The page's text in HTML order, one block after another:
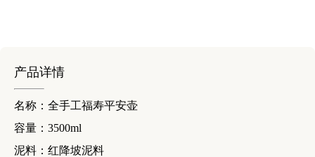
产品详情
名称：全手工福寿平安壶
容量：3500ml
泥料：红降坡泥料